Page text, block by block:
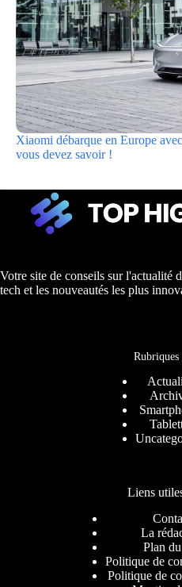
Xiaomi débarque en Europe
vous devez savoir !
Votre site de conseils sur l'actualité
tech et les nouveautés les plus
Rubriques
Liens
La
Plan
Politique de
Politique de